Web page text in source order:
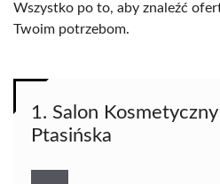
Wszystko po to, aby znaleźć
Twoim potrzebom.
1. Salon
Ptasińska